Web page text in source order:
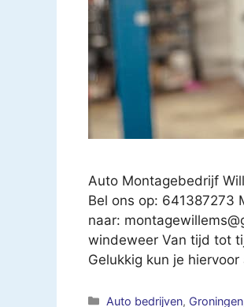
Auto Montagebedrijf
Bel ons op: 641387273
naar:
windeweer Van tijd tot
Gelukkig kun je
Categorieën
Auto bedrijven, Groningen